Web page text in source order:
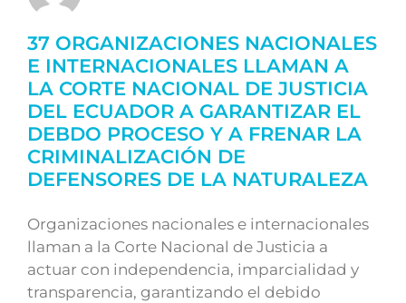
37 ORGANIZACIONES NACIONALES
E INTERNACIONALES LLAMAN A
LA CORTE NACIONAL DE JUSTICIA
DEL ECUADOR A GARANTIZAR EL
DEBDO PROCESO Y A FRENAR LA
CRIMINALIZACIÓN DE
DEFENSORES DE LA NATURALEZA
Organizaciones nacionales e internacionales
llaman a la Corte Nacional de Justicia a
actuar con independencia, imparcialidad y
transparencia, garantizando el debido